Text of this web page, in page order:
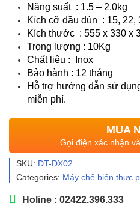
Năng suất : 1.5 – 2.0kg
Kích cỡ đầu đùn : 15, 22,
Kích thước : 555 x 330 x
Trọng lượng : 10Kg
Chất liệu : Inox
Bảo hành : 12 tháng
Hỗ trợ hướng dẫn sử
miễn phí.
MUA
Gọi điện xác nhận
SKU: ĐT-ĐX02
Categories: Máy chế biến thực
Holine : 02422.396.333